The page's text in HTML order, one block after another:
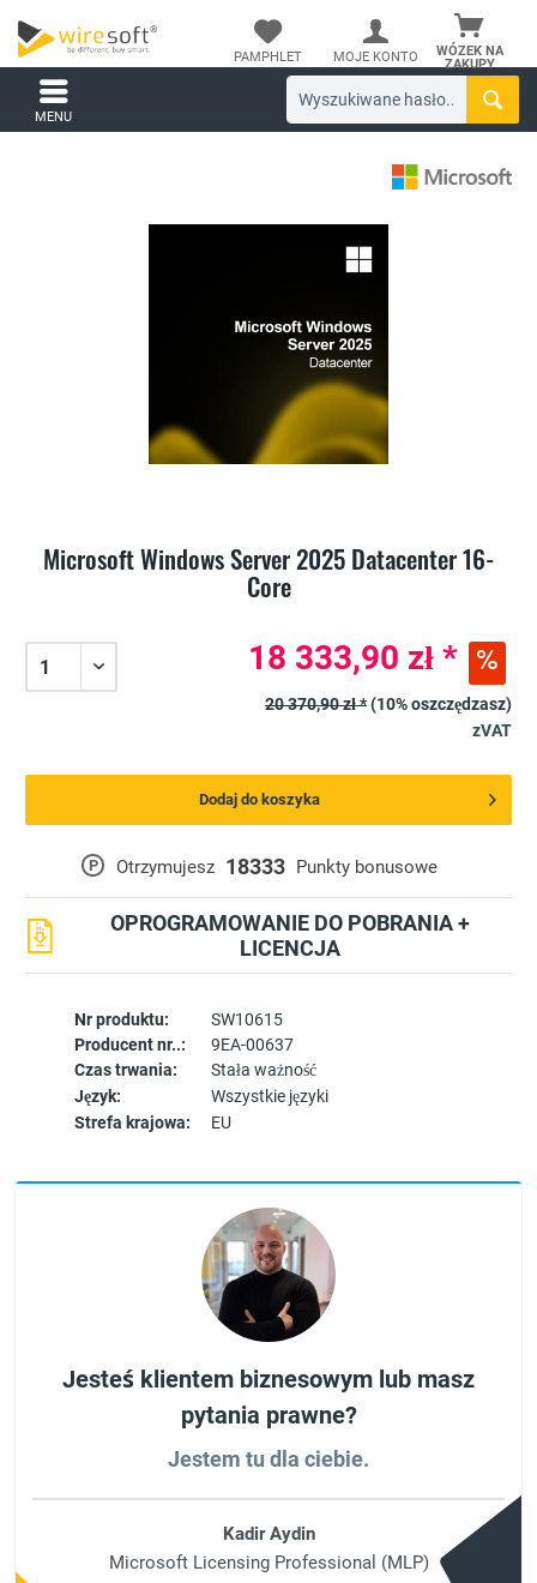
WÓZEK NA
ZAKUPY
PAMPHLET MOJE KONTO
MENU
Microsoft Windows Server 2025 Datacenter 16-
Core
Nr produktu:
SW10615
Producent nr..:
9EA-00637
Czas trwania:
Stała ważność
Język:
Wszystkie języki
Strefa krajowa:
EU
P Otrzymujesz 18333 Punkty bonusowe
OPROGRAMOWANIE DO POBRANIA +
LICENCJA
18 333,90 zł *
20 370,90 zł *(10% oszczędzasz)
zVAT
Dodaj do koszyka
Jesteś klientem biznesowym lub masz
pytania prawne?
Jestem tu dla ciebie.
Kadir Aydin
Microsoft Licensing Professional (MLP)